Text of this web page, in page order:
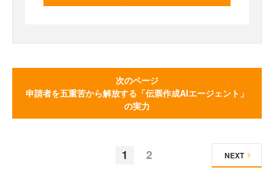
次のページ
申請者を五重苦から解放する「伝票作成AIエージェント」
の実力
1 2 NEXT